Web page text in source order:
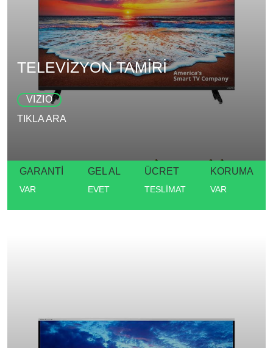
TELEVİZYON TAMİRİ
VIZIO
TIKLA ARA
GARANTİ
VAR
GEL AL
EVET
ÜCRET
TESLİMAT
KORUMA
VAR